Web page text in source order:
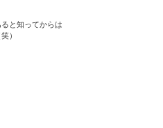
と知ってからは
）